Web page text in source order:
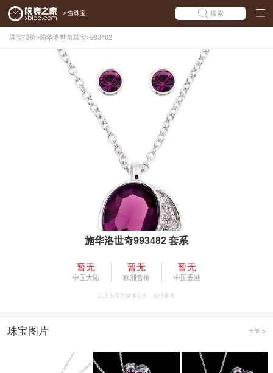
> 查珠宝 搜索
珠宝报价>施华洛世奇珠宝>993482
施华洛世奇993482 套系
暂无
中国大陆
暂无
欧洲售价
暂无
中国香港
以上为官方媒体公价，仅供参考
珠宝图片 全部